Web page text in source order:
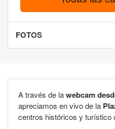
FOTOS
A través de lawebcam
apreciamos en vivo de la
centros históricos y turístico